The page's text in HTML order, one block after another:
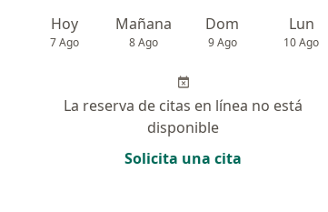
Hoy
7 Ago
Mañana
8 Ago
Dom
9 Ago
Lun
10 Ago
La reserva de citas en línea no está
disponible
Solicita una cita